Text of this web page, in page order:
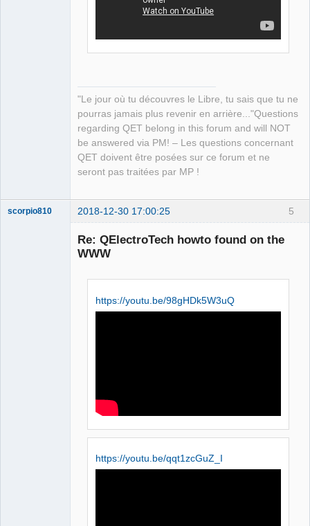
"Le jour où tu découvres le Libre, tu sais que tu ne
pourras jamais plus revenir en arrière..."Questions
regarding QET belong in this forum and will NOT
be answered via PM! – Les questions concernant
QET doivent être posées sur ce forum et ne
seront pas traitées par MP !
5
scorpio810 2018-12-30 17:00:25
Re: QElectroTech howto found on the
WWW
https://youtu.be/98gHDk5W3uQ
https://youtu.be/qqt1zcGuZ_I